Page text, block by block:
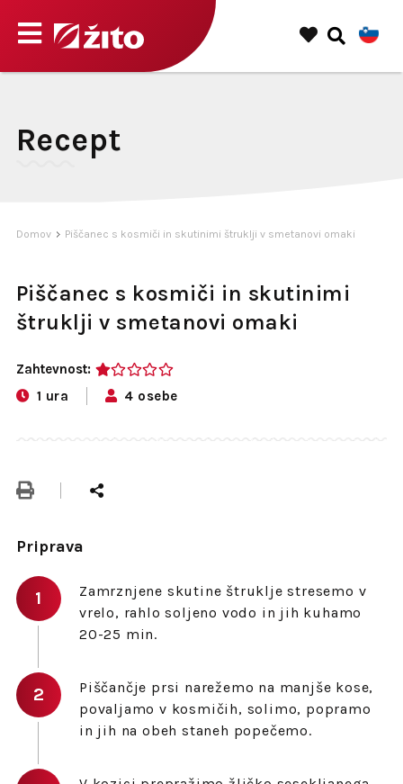
Recept
Domov Piščanec s kosmiči in skutinimi štruklji v smetanovi omaki
Piščanec s kosmiči in skutinimi
štruklji v smetanovi omaki
Zahtevnost:
1 ura 4 osebe
Priprava
Zamrznjene skutine štruklje stresemo v
vrelo, rahlo soljeno vodo in jih kuhamo
20-25 min.
Piščančje prsi narežemo na manjše kose,
povaljamo v kosmičih, solimo, popramo
in jih na obeh staneh popečemo.